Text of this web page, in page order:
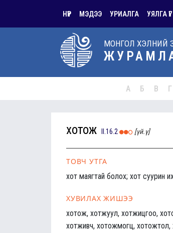
НҮҮР МЭДЭЭ УРИАЛГА УЯЛГА ҮГ
МОНГОЛ ХЭЛНИЙ
А Б В Г
хотож II.16.2 [үй.ү]
ТОВЧ УТГА
хот маягтай болох; хот суурин
ХУВИЛАХ ЖИШЭЭ
хотож, хотжуул, хотжицгоо,
хотживч, хотожмогц,